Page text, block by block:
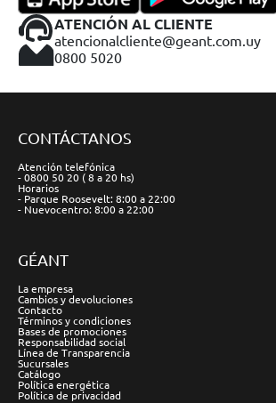
ATENCIÓN AL CLIENTE
atencionalcliente@geant.com.uy
0800 5020
CONTÁCTANOS
Atención telefónica
- 0800 50 20 ( 8 a 20 hs)
Horarios
- Parque Roosevelt: 8:00 a 22:00
- Nuevocentro: 8:00 a 22:00
GÉANT
La empresa
Cambios y devoluciones
Contacto
Términos y condiciones
Bases de promociones
Responsabilidad social
Línea de Transparencia
Sucursales
Catálogo
Política energética
Política de privacidad